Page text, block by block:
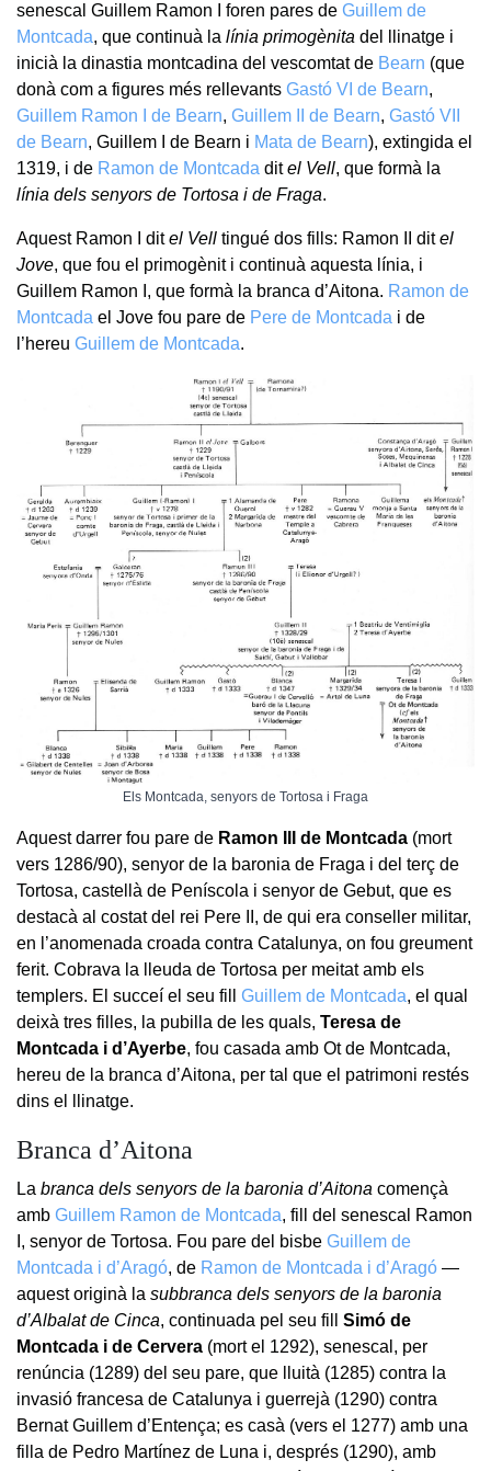
senescal Guillem Ramon I foren pares de Guillem de
Montcada, que continuà la línia primogènita del llinatge i
inicià la dinastia montcadina del vescomtat de Bearn (que
donà com a figures més rellevants Gastó VI de Bearn,
Guillem Ramon I de Bearn, Guillem II de Bearn, Gastó VII
de Bearn, Guillem I de Bearn i Mata de Bearn), extingida el
1319, i de Ramon de Montcada ditel Vell, que formà la
línia dels senyors de Tortosa i de Fraga.
Aquest Ramon I ditel Vell tingué dos fills: Ramon II ditel
Jove, que fou el primogènit i continuà aquesta línia, i
Guillem Ramon I, que formà la branca d’Aitona. Ramon de
Montcada el Jove fou pare de Pere de Montcada i de
l’hereu Guillem de Montcada.
Els Montcada, senyors de Tortosa i Fraga
Aquest darrer fou pare de Ramon III de Montcada (mort
vers 1286/90), senyor de la baronia de Fraga i del terç de
Tortosa, castellà de Peníscola i senyor de Gebut, que es
destacà al costat del rei Pere II, de qui era conseller militar,
en l’anomenada croada contra Catalunya, on fou greument
ferit. Cobrava la lleuda de Tortosa per meitat amb els
templers. El succeí el seu fill Guillem de Montcada, el qual
deixà tres filles, la pubilla de les quals, Teresa de
Montcada i d’Ayerbe, fou casada amb Ot de Montcada,
hereu de la branca d’Aitona, per tal que el patrimoni restés
dins el llinatge.
Branca d’Aitona
La branca dels senyors de la baronia d’Aitona començà
amb Guillem Ramon de Montcada, fill del senescal Ramon
I, senyor de Tortosa. Fou pare del bisbe Guillem de
Montcada i d’Aragó, de Ramon de Montcada i d’Aragó —
aquest originà la subbranca dels senyors de la baronia
d’Albalat de Cinca, continuada pel seu fill Simó de
Montcada i de Cervera (mort el 1292), senescal, per
renúncia (1289) del seu pare, que lluità (1285) contra la
invasió francesa de Catalunya i guerrejà (1290) contra
Bernat Guillem d’Entença; es casà (vers el 1277) amb una
filla de Pedro Martínez de Luna i, després (1290), amb